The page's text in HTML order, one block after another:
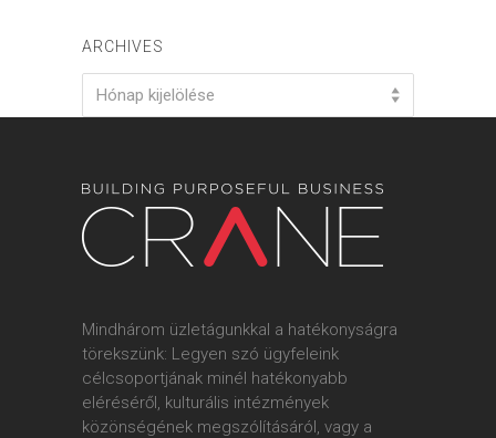
ARCHIVES
Hónap kijelölése
Mindhárom üzletágunkkal a hatékonyságra
törekszünk: Legyen szó ügyfeleink
célcsoportjának minél hatékonyabb
eléréséről, kulturális intézmények
közönségének megszólításáról, vagy a